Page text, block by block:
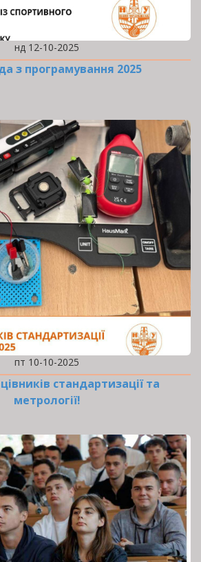
нд 12-10-2025
з програмування 2025
пт 10-10-2025
стандартизації та
метрології!